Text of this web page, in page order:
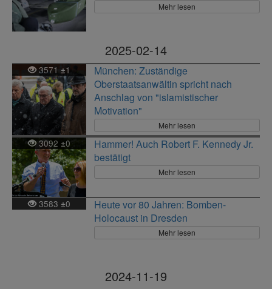
Mehr lesen
2025-02-14
3571±1
München: Zuständige
Oberstaatsanwältin spricht nach
Anschlag von "islamistischer
Motivation"
Mehr lesen
3092 ±0
Hammer! Auch Robert F. Kennedy Jr.
bestätigt
Mehr lesen
3583 ±0
Heute vor 80 Jahren: Bomben-
Holocaust in Dresden
Mehr lesen
2024-11-19